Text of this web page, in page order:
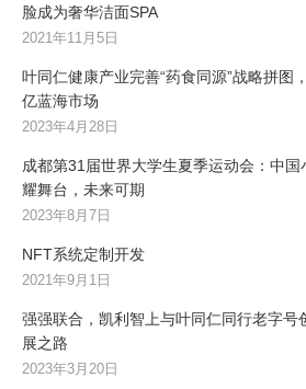
脸成为奢华洁面SPA
2021年11月5日
叶同仁健康产业完善“药食同源”战略拼图
亿蓝海市场
2023年4月28日
成都第31届世界大学生夏季运动会：中国
耀舞台，未来可期
2023年8月7日
NFT系统定制开发
2021年9月1日
强强联合，凯利智上与叶同仁同行老字号
展之路
2023年3月20日